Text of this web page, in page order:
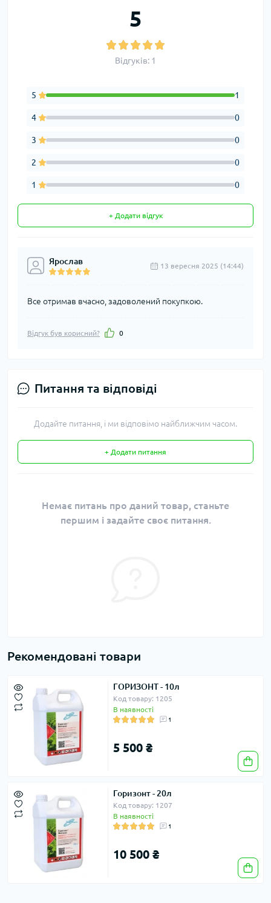
5
Відгуків: 1
5 1
4 0
3 0
2 0
1 0
+ Додати відгук
Ярослав 13 вересня 2025 (14:44)
Все отримав вчасно, задоволений покупкою.
Відгук був корисний? 0
Питання та відповіді
Додайте питання, і ми відповімо найближчим часом.
+ Додати питання
Немає питань про даний товар, станьте
першим і задайте своє питання.
Рекомендовані товари
ГОРИЗОНТ - 10л
Код товару: 1205
В наявності
1
5 500 ₴
Горизонт - 20л
Код товару: 1207
В наявності
1
10 500 ₴